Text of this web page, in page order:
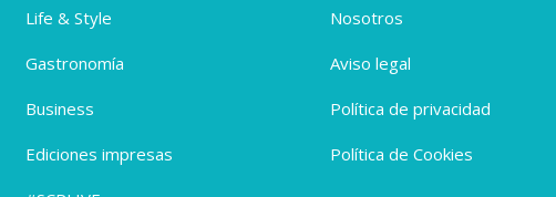
Life & Style
Gastronomía
Business
Ediciones impresas
Nosotros
Aviso legal
Política de privacidad
Política de Cookies